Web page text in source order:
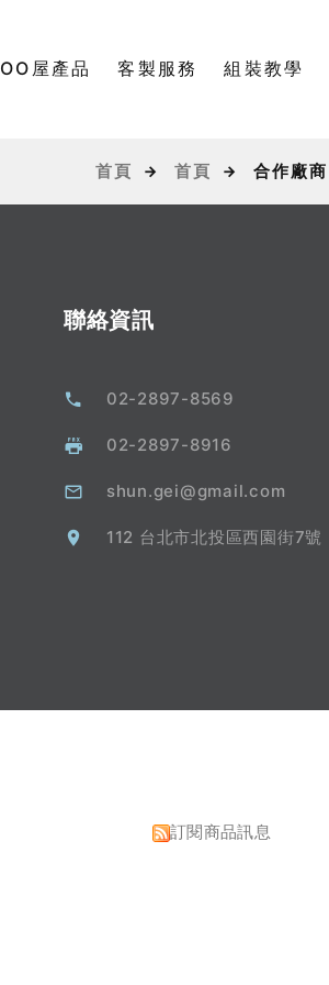
OO屋產品 客製服務 組裝教學
首頁 首頁 合作廠商
聯絡資訊
02-2897-8569
02-2897-8916
shun.gei@gmail.com
112 台北市北投區西園街7號
訂閱商品訊息